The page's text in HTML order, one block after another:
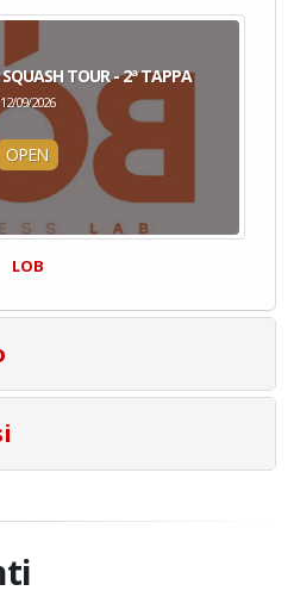
TOUR - 2ª TAPPA
12/09/2026
OPEN
LOB